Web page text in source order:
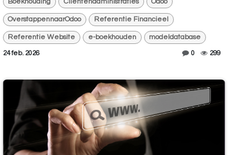
OverstappennaarOdoo Referentie Financieel
Referentie Website e-boekhouden modeldatabase
24 feb. 2026 0 299